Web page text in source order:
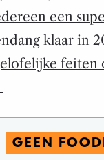
een
klaar in
feiten
GEEN